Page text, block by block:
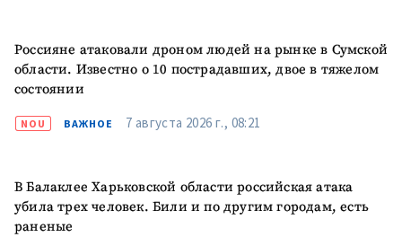
Россияне атаковали дроном людей на рынке в Сумской
области. Известно о 10 пострадавших, двое в тяжелом
состоянии
NOU ВАЖНОЕ 7 августа 2026 г., 08:21
В Балаклее Харьковской области российская атака
убила трех человек. Били и по другим городам, есть
раненые